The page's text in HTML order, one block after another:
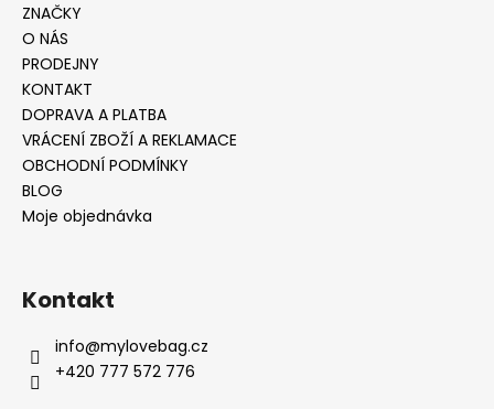
ZNAČKY
O NÁS
PRODEJNY
KONTAKT
DOPRAVA A PLATBA
VRÁCENÍ ZBOŽÍ A REKLAMACE
OBCHODNÍ PODMÍNKY
BLOG
Moje objednávka
Kontakt
info@mylovebag.cz
+420 777 572 776